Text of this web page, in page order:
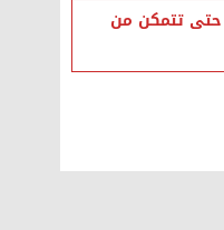
حتى تتمكن من